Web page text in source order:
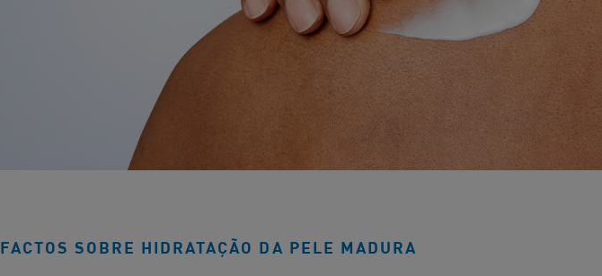
FACTOS SOBRE HIDRATAÇÃO DA PELE MADURA